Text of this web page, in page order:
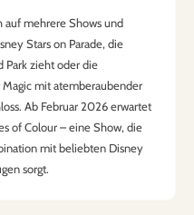
auf mehrere Shows und
Stars on Parade, die
Park zieht oder die
mit atemberaubender
Ab Februar 2026 erwartet
of Colour – eine Show, die
mit beliebten Disney
sorgt.